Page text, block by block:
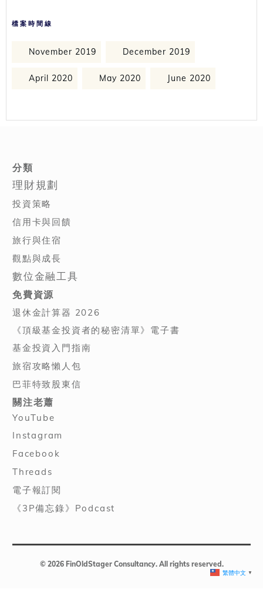
檔案時間線
November 2019 December 2019
April 2020 May 2020 June 2020
分類
理財規劃
投資策略
信用卡與回饋
旅行與住宿
觀點與成長
數位金融工具
免費資源
退休金計算器 2026
《頂級基金投資者的秘密清單》電子書
基金投資入門指南
旅宿攻略懶人包
巴菲特致股東信
關注老蕭
YouTube
Instagram
Facebook
Threads
電子報訂閱
《3P備忘錄》Podcast
© 2026 FinOldStager Consultancy. All rights reserved.
繁體中文 ▼